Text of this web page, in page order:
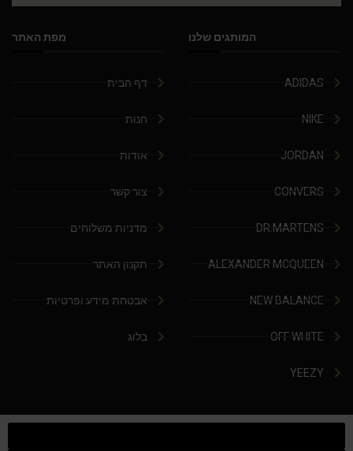
המותגים שלנו
ADIDAS
NIKE
JORDAN
CONVERS
DR.MARTENS
ALEXANDER MCQUEEN
NEW BALANCE
OFF WHITE
YEEZY
מפת האתר
דף הבית
חנות
אודות
צור קשר
מדניות משלוחים
תקנון האתר
אבטחת מידע ופרטיות
בלוג